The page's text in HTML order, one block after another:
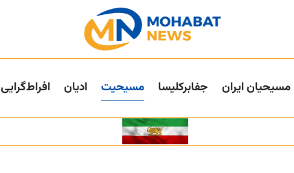
مسیحیان ایران جفا‌بر‌کلیسا مسیحیت ادیان افراط‌گرایی